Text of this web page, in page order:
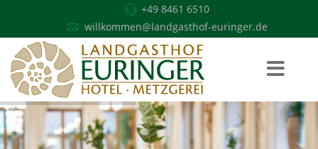
+49 8461 6510
willkommen@landgasthof-euringer.de